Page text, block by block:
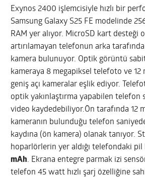
Exynos 2400 işlemcisiyle hızlı bir
Samsung Galaxy S25 FE modelinde
RAM yer alıyor. MicroSD kart desteği
artırılamayan telefonun arka
kamera bulunuyor. Optik görüntü
kameraya 8 megapiksel telefoto ve 12
geniş açı kameralar eşlik ediyor.
optik yakınlaştırma yapabilen telefon
video kaydedebiliyor.Ön tarafında 12
kameranın bulunduğu telefon
kaydına (ön kamera) olanak tanıyor.
hoparlörlerin yer aldığı telefondaki
mAh. Ekrana entegre parmak izi
telefon 45 watt hızlı şarj özelliğine